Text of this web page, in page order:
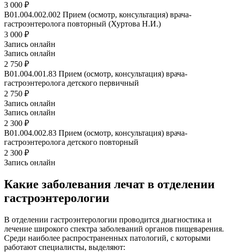
3 000 ₽
B01.004.002.002 Прием (осмотр, консультация) врача-
гастроэнтеролога повторный (Хуртова Н.И.)
3 000 ₽
Запись онлайн
Запись онлайн
2 750 ₽
B01.004.001.83 Прием (осмотр, консультация) врача-
гастроэнтеролога детского первичный
2 750 ₽
Запись онлайн
Запись онлайн
2 300 ₽
B01.004.002.83 Прием (осмотр, консультация) врача-
гастроэнтеролога детского повторный
2 300 ₽
Запись онлайн
Какие заболевания лечат в отделении
гастроэнтерологии
В отделении гастроэнтерологии проводится диагностика и
лечение широкого спектра заболеваний органов пищеварения.
Среди наиболее распространенных патологий, с которыми
работают специалисты, выделяют: